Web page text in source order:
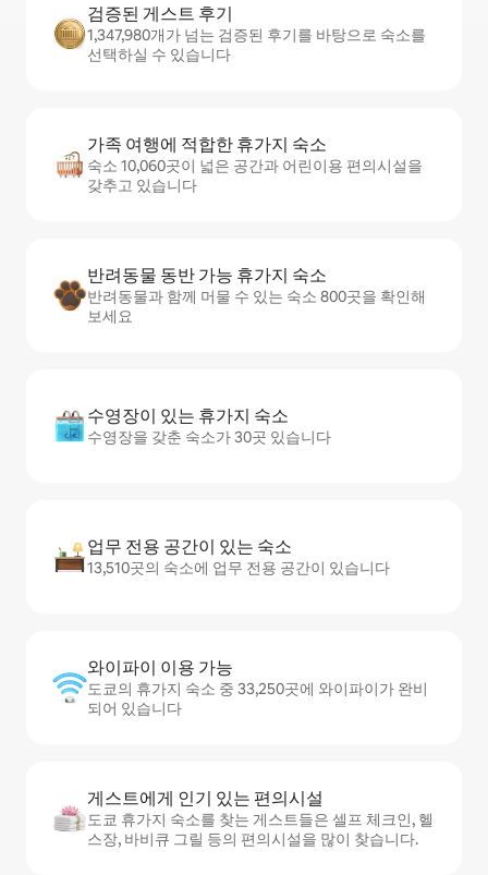
검증된 게스트 후기
1,347,980개가 넘는 검증된 후기를 바탕으로 숙소를
선택하실 수 있습니다
가족 여행에 적합한 휴가지 숙소
숙소 10,060곳이 넓은 공간과 어린이용 편의시설을
갖추고 있습니다
반려동물 동반 가능 휴가지 숙소
반려동물과 함께 머물 수 있는 숙소 800곳을 확인해
보세요
수영장이 있는 휴가지 숙소
수영장을 갖춘 숙소가 30곳 있습니다
업무 전용 공간이 있는 숙소
13,510곳의 숙소에 업무 전용 공간이 있습니다
와이파이 이용 가능
도쿄의 휴가지 숙소 중 33,250곳에 와이파이가 완비
되어 있습니다
게스트에게 인기 있는 편의시설
도쿄 휴가지 숙소를 찾는 게스트들은 셀프 체크인, 헬
스장, 바비큐 그릴 등의 편의시설을 많이 찾습니다.